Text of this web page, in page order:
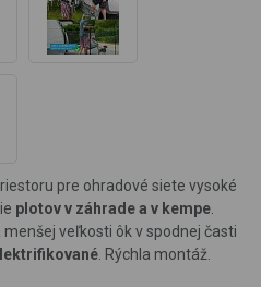
pre ohradové siete vysoké
plotov v záhrade a v kempe
veľkosti ôk v spodnej časti
. Rýchla montáž.